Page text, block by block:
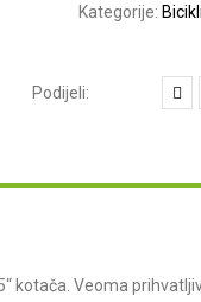
Kategorije: Bicikli
kotača. Veoma